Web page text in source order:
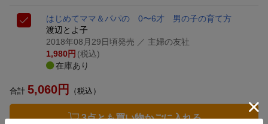
はじめてママ＆パパの 0〜6才 男の子の育て方
渡辺とよ子
2018年08月29日頃発売 ／ 主婦の友社
1,980円 (税込)
在庫あり
合計 5,060円 （税込）
3点とも買い物かごに入れる